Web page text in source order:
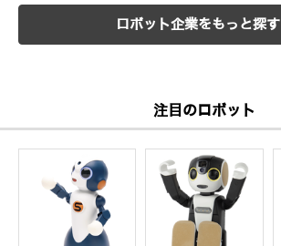
ロボット企業をもっと探す
注目のロボット